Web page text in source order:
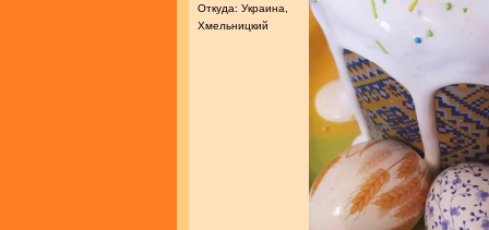
Откуда: Украина,
Хмельницкий